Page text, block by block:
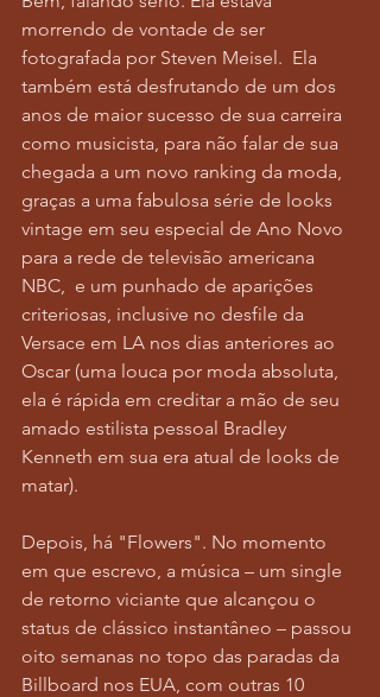
morrendo de vontade de ser
fotografada por Steven Meisel.  Ela
também está desfrutando de um dos
anos de maior sucesso de sua carreira
como musicista, para não falar de sua
chegada a um novo ranking da moda,
graças a uma fabulosa série de looks
vintage em seu especial de Ano Novo
para a rede de televisão americana
NBC,  e um punhado de aparições
criteriosas, inclusive no desfile da
Versace em LA nos dias anteriores ao
Oscar (uma louca por moda absoluta,
ela é rápida em creditar a mão de seu
amado estilista pessoal Bradley
Kenneth em sua era atual de looks de
matar).
Depois, há "Flowers". No momento
em que escrevo, a música – um single
de retorno viciante que alcançou o
status de clássico instantâneo – passou
oito semanas no topo das paradas da
Billboard nos EUA, com outras 10